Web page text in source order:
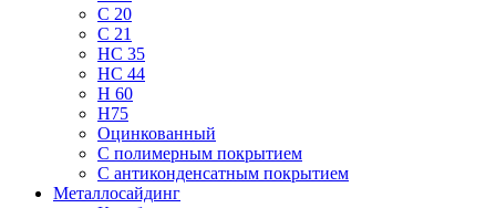
С 20
С 21
НС 35
НС 44
Н 60
Н75
Оцинкованный
С полимерным покрытием
С антиконденсатным покрытием
Металлосайдинг